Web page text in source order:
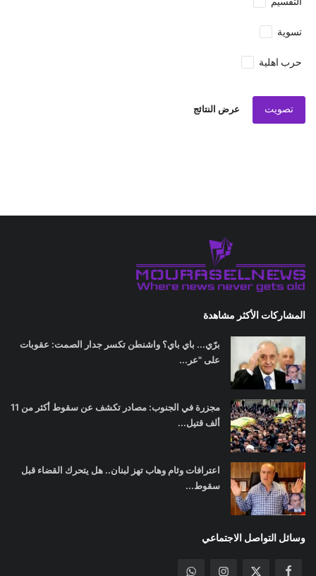
تسوية
حرب اهلية
تصويت عرض النتائج
المشاركات الأكثر مشاهدة
برّي... باي باي؟ واشنطن تكسر جدار الصمت: عقوبات
على "عر...
مجزرة في الجنوب: مصادر تكشف عن سقوط أكثر من 11
ألف قتيل...
اعترافات وئام وهاب تهز لبنان.. هل يتحرك القضاء قبل
سقوط...
وسائل التواصل الاجتماعي